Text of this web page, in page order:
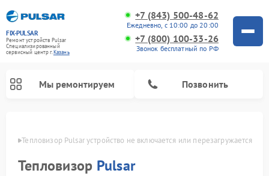
FIX-PULSAR
Ремонт устройств Pulsar
Специализированный
cервисный центр г.Казань
+7 (843) 500-48-62
Ежедневно, с 10:00 до 20:00
+7 (800) 100-33-26
Звонок бесплатный по РФ
Мы ремонтируем Позвонить
Тепловизор Pulsar устройство не включается или перезагружается
Тепловизор Pulsar